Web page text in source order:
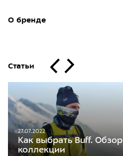
О бренде
Статьи
27.07.2022
Как выбрать Buff. Обзор
коллекции